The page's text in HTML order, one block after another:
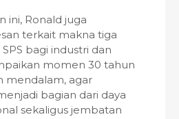
ini, Ronald juga
terkait makna tiga
bagi industri dan
momen 30 tahun
mendalam, agar
bagian dari daya
sekaligus jembatan